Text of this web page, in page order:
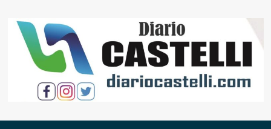
contenido